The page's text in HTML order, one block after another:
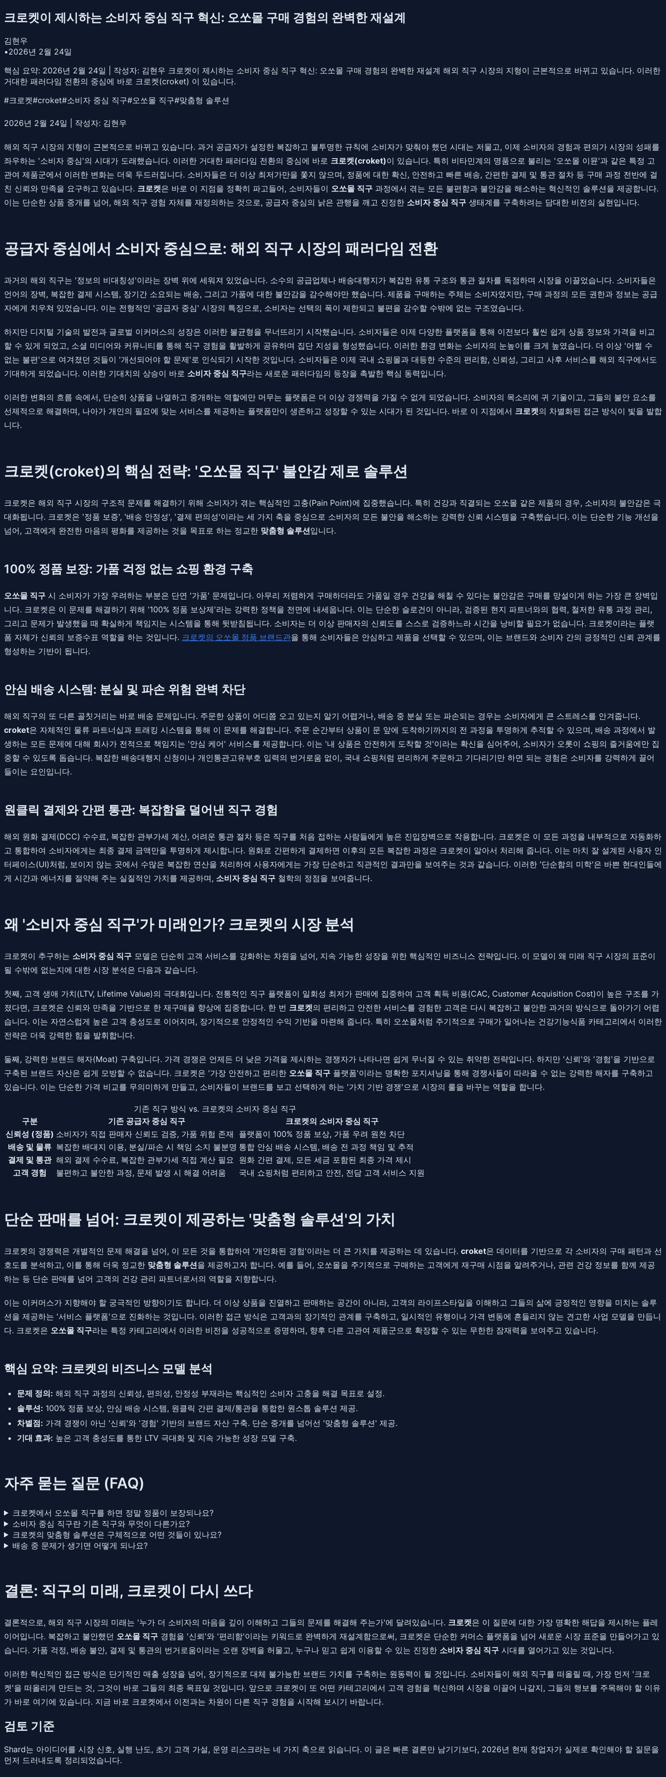
크로켓이 제시하는 소비자 중심 직구 혁신: 오쏘몰 구매 경험의 완벽한 재설계
김현우
•2026년 2월 24일
핵심 요약: 2026년 2월 24일 | 작성자: 김현우 크로켓이 제시하는 소비자 중심 직구 혁신: 오쏘몰 구매 경험의 완벽한 재설계 해외 직구 시장의 지형이 근본적으로 바뀌고 있습니다. 이러한
거대한 패러다임 전환의 중심에 바로 크로켓(croket) 이 있습니다.
#크로켓#croket#소비자 중심 직구#오쏘몰 직구#맞춤형 솔루션
2026년 2월 24일 | 작성자: 김현우
해외 직구 시장의 지형이 근본적으로 바뀌고 있습니다. 과거 공급자가 설정한 복잡하고 불투명한 규칙에 소비자가 맞춰야 했던 시대는 저물고, 이제 소비자의 경험과 편의가 시장의 성패를
좌우하는 '소비자 중심'의 시대가 도래했습니다. 이러한 거대한 패러다임 전환의 중심에 바로 크로켓(croket)이 있습니다. 특히 비타민계의 명품으로 불리는 '오쏘몰 이뮨'과 같은 특정 고
관여 제품군에서 이러한 변화는 더욱 두드러집니다. 소비자들은 더 이상 최저가만을 쫓지 않으며, 정품에 대한 확신, 안전하고 빠른 배송, 간편한 결제 및 통관 절차 등 구매 과정 전반에 걸
친 신뢰와 만족을 요구하고 있습니다. 크로켓은 바로 이 지점을 정확히 파고들어, 소비자들이 오쏘몰 직구 과정에서 겪는 모든 불편함과 불안감을 해소하는 혁신적인 솔루션을 제공합니다.
이는 단순한 상품 중개를 넘어, 해외 직구 경험 자체를 재정의하는 것으로, 공급자 중심의 낡은 관행을 깨고 진정한 소비자 중심 직구 생태계를 구축하려는 담대한 비전의 실현입니다.
공급자 중심에서 소비자 중심으로: 해외 직구 시장의 패러다임 전환
과거의 해외 직구는 '정보의 비대칭성'이라는 장벽 위에 세워져 있었습니다. 소수의 공급업체나 배송대행지가 복잡한 유통 구조와 통관 절차를 독점하며 시장을 이끌었습니다. 소비자들은
언어의 장벽, 복잡한 결제 시스템, 장기간 소요되는 배송, 그리고 가품에 대한 불안감을 감수해야만 했습니다. 제품을 구매하는 주체는 소비자였지만, 구매 과정의 모든 권한과 정보는 공급
자에게 치우쳐 있었습니다. 이는 전형적인 '공급자 중심' 시장의 특징으로, 소비자는 선택의 폭이 제한되고 불편을 감수할 수밖에 없는 구조였습니다.
하지만 디지털 기술의 발전과 글로벌 이커머스의 성장은 이러한 불균형을 무너뜨리기 시작했습니다. 소비자들은 이제 다양한 플랫폼을 통해 이전보다 훨씬 쉽게 상품 정보와 가격을 비교
할 수 있게 되었고, 소셜 미디어와 커뮤니티를 통해 직구 경험을 활발하게 공유하며 집단 지성을 형성했습니다. 이러한 환경 변화는 소비자의 눈높이를 크게 높였습니다. 더 이상 '어쩔 수
없는 불편'으로 여겨졌던 것들이 '개선되어야 할 문제'로 인식되기 시작한 것입니다. 소비자들은 이제 국내 쇼핑몰과 대등한 수준의 편리함, 신뢰성, 그리고 사후 서비스를 해외 직구에서도
기대하게 되었습니다. 이러한 기대치의 상승이 바로 소비자 중심 직구라는 새로운 패러다임의 등장을 촉발한 핵심 동력입니다.
이러한 변화의 흐름 속에서, 단순히 상품을 나열하고 중개하는 역할에만 머무는 플랫폼은 더 이상 경쟁력을 가질 수 없게 되었습니다. 소비자의 목소리에 귀 기울이고, 그들의 불안 요소를
선제적으로 해결하며, 나아가 개인의 필요에 맞는 서비스를 제공하는 플랫폼만이 생존하고 성장할 수 있는 시대가 된 것입니다. 바로 이 지점에서 크로켓의 차별화된 접근 방식이 빛을 발합
니다.
크로켓(croket)의 핵심 전략: '오쏘몰 직구' 불안감 제로 솔루션
크로켓은 해외 직구 시장의 구조적 문제를 해결하기 위해 소비자가 겪는 핵심적인 고충(Pain Point)에 집중했습니다. 특히 건강과 직결되는 오쏘몰 같은 제품의 경우, 소비자의 불안감은 극
대화됩니다. 크로켓은 '정품 보증', '배송 안정성', '결제 편의성'이라는 세 가지 축을 중심으로 소비자의 모든 불안을 해소하는 강력한 신뢰 시스템을 구축했습니다. 이는 단순한 기능 개선을
넘어, 고객에게 완전한 마음의 평화를 제공하는 것을 목표로 하는 정교한 맞춤형 솔루션입니다.
100% 정품 보장: 가품 걱정 없는 쇼핑 환경 구축
오쏘몰 직구 시 소비자가 가장 우려하는 부분은 단연 '가품' 문제입니다. 아무리 저렴하게 구매하더라도 가품일 경우 건강을 해칠 수 있다는 불안감은 구매를 망설이게 하는 가장 큰 장벽입
니다. 크로켓은 이 문제를 해결하기 위해 '100% 정품 보상제'라는 강력한 정책을 전면에 내세웁니다. 이는 단순한 슬로건이 아니라, 검증된 현지 파트너와의 협력, 철저한 유통 과정 관리,
그리고 문제가 발생했을 때 확실하게 책임지는 시스템을 통해 뒷받침됩니다. 소비자는 더 이상 판매자의 신뢰도를 스스로 검증하느라 시간을 낭비할 필요가 없습니다. 크로켓이라는 플랫
폼 자체가 신뢰의 보증수표 역할을 하는 것입니다. 크로켓의 오쏘몰 정품 브랜드관을 통해 소비자들은 안심하고 제품을 선택할 수 있으며, 이는 브랜드와 소비자 간의 긍정적인 신뢰 관계를
형성하는 기반이 됩니다.
안심 배송 시스템: 분실 및 파손 위험 완벽 차단
해외 직구의 또 다른 골칫거리는 바로 배송 문제입니다. 주문한 상품이 어디쯤 오고 있는지 알기 어렵거나, 배송 중 분실 또는 파손되는 경우는 소비자에게 큰 스트레스를 안겨줍니다.
croket은 자체적인 물류 파트너십과 트래킹 시스템을 통해 이 문제를 해결합니다. 주문 순간부터 상품이 문 앞에 도착하기까지의 전 과정을 투명하게 추적할 수 있으며, 배송 과정에서 발
생하는 모든 문제에 대해 회사가 전적으로 책임지는 '안심 케어' 서비스를 제공합니다. 이는 '내 상품은 안전하게 도착할 것'이라는 확신을 심어주어, 소비자가 오롯이 쇼핑의 즐거움에만 집
중할 수 있도록 돕습니다. 복잡한 배송대행지 신청이나 개인통관고유부호 입력의 번거로움 없이, 국내 쇼핑처럼 편리하게 주문하고 기다리기만 하면 되는 경험은 소비자를 강력하게 끌어
들이는 요인입니다.
원클릭 결제와 간편 통관: 복잡함을 덜어낸 직구 경험
해외 원화 결제(DCC) 수수료, 복잡한 관부가세 계산, 어려운 통관 절차 등은 직구를 처음 접하는 사람들에게 높은 진입장벽으로 작용합니다. 크로켓은 이 모든 과정을 내부적으로 자동화하
고 통합하여 소비자에게는 최종 결제 금액만을 투명하게 제시합니다. 원화로 간편하게 결제하면 이후의 모든 복잡한 과정은 크로켓이 알아서 처리해 줍니다. 이는 마치 잘 설계된 사용자 인
터페이스(UI)처럼, 보이지 않는 곳에서 수많은 복잡한 연산을 처리하여 사용자에게는 가장 단순하고 직관적인 결과만을 보여주는 것과 같습니다. 이러한 '단순함의 미학'은 바쁜 현대인들에
게 시간과 에너지를 절약해 주는 실질적인 가치를 제공하며, 소비자 중심 직구 철학의 정점을 보여줍니다.
왜 '소비자 중심 직구'가 미래인가? 크로켓의 시장 분석
크로켓이 추구하는 소비자 중심 직구 모델은 단순히 고객 서비스를 강화하는 차원을 넘어, 지속 가능한 성장을 위한 핵심적인 비즈니스 전략입니다. 이 모델이 왜 미래 직구 시장의 표준이
될 수밖에 없는지에 대한 시장 분석은 다음과 같습니다.
첫째, 고객 생애 가치(LTV, Lifetime Value)의 극대화입니다. 전통적인 직구 플랫폼이 일회성 최저가 판매에 집중하여 고객 획득 비용(CAC, Customer Acquisition Cost)이 높은 구조를 가
졌다면, 크로켓은 신뢰와 만족을 기반으로 한 재구매율 향상에 집중합니다. 한 번 크로켓의 편리하고 안전한 서비스를 경험한 고객은 다시 복잡하고 불안한 과거의 방식으로 돌아가기 어렵
습니다. 이는 자연스럽게 높은 고객 충성도로 이어지며, 장기적으로 안정적인 수익 기반을 마련해 줍니다. 특히 오쏘몰처럼 주기적으로 구매가 일어나는 건강기능식품 카테고리에서 이러한
전략은 더욱 강력한 힘을 발휘합니다.
둘째, 강력한 브랜드 해자(Moat) 구축입니다. 가격 경쟁은 언제든 더 낮은 가격을 제시하는 경쟁자가 나타나면 쉽게 무너질 수 있는 취약한 전략입니다. 하지만 '신뢰'와 '경험'을 기반으로
구축된 브랜드 자산은 쉽게 모방할 수 없습니다. 크로켓은 '가장 안전하고 편리한 오쏘몰 직구 플랫폼'이라는 명확한 포지셔닝을 통해 경쟁사들이 따라올 수 없는 강력한 해자를 구축하고
있습니다. 이는 단순한 가격 비교를 무의미하게 만들고, 소비자들이 브랜드를 보고 선택하게 하는 '가치 기반 경쟁'으로 시장의 룰을 바꾸는 역할을 합니다.
기존 직구 방식 vs. 크로켓의 소비자 중심 직구
구분
기존 공급자 중심 직구
크로켓의 소비자 중심 직구
신뢰성 (정품) 소비자가 직접 판매자 신뢰도 검증, 가품 위험 존재
플랫폼이 100% 정품 보상, 가품 우려 원천 차단
배송 및 물류 복잡한 배대지 이용, 분실/파손 시 책임 소지 불분명 통합 안심 배송 시스템, 배송 전 과정 책임 및 추적
결제 및 통관 해외 결제 수수료, 복잡한 관부가세 직접 계산 필요
원화 간편 결제, 모든 세금 포함된 최종 가격 제시
고객 경험
불편하고 불안한 과정, 문제 발생 시 해결 어려움 국내 쇼핑처럼 편리하고 안전, 전담 고객 서비스 지원
단순 판매를 넘어: 크로켓이 제공하는 '맞춤형 솔루션'의 가치
크로켓의 경쟁력은 개별적인 문제 해결을 넘어, 이 모든 것을 통합하여 '개인화된 경험'이라는 더 큰 가치를 제공하는 데 있습니다. croket은 데이터를 기반으로 각 소비자의 구매 패턴과 선
호도를 분석하고, 이를 통해 더욱 정교한 맞춤형 솔루션을 제공하고자 합니다. 예를 들어, 오쏘몰을 주기적으로 구매하는 고객에게 재구매 시점을 알려주거나, 관련 건강 정보를 함께 제공
하는 등 단순 판매를 넘어 고객의 건강 관리 파트너로서의 역할을 지향합니다.
이는 이커머스가 지향해야 할 궁극적인 방향이기도 합니다. 더 이상 상품을 진열하고 판매하는 공간이 아니라, 고객의 라이프스타일을 이해하고 그들의 삶에 긍정적인 영향을 미치는 솔루
션을 제공하는 '서비스 플랫폼'으로 진화하는 것입니다. 이러한 접근 방식은 고객과의 장기적인 관계를 구축하고, 일시적인 유행이나 가격 변동에 흔들리지 않는 견고한 사업 모델을 만듭니
다. 크로켓은 오쏘몰 직구라는 특정 카테고리에서 이러한 비전을 성공적으로 증명하며, 향후 다른 고관여 제품군으로 확장할 수 있는 무한한 잠재력을 보여주고 있습니다.
핵심 요약: 크로켓의 비즈니스 모델 분석
문제 정의: 해외 직구 과정의 신뢰성, 편의성, 안정성 부재라는 핵심적인 소비자 고충을 해결 목표로 설정.
솔루션: 100% 정품 보상, 안심 배송 시스템, 원클릭 간편 결제/통관을 통합한 원스톱 솔루션 제공.
차별점: 가격 경쟁이 아닌 '신뢰'와 '경험' 기반의 브랜드 자산 구축. 단순 중개를 넘어선 '맞춤형 솔루션' 제공.
기대 효과: 높은 고객 충성도를 통한 LTV 극대화 및 지속 가능한 성장 모델 구축.
자주 묻는 질문 (FAQ)
크로켓에서 오쏘몰 직구를 하면 정말 정품이 보장되나요?
소비자 중심 직구란 기존 직구와 무엇이 다른가요?
크로켓의 맞춤형 솔루션은 구체적으로 어떤 것들이 있나요?
배송 중 문제가 생기면 어떻게 되나요?
결론: 직구의 미래, 크로켓이 다시 쓰다
결론적으로, 해외 직구 시장의 미래는 '누가 더 소비자의 마음을 깊이 이해하고 그들의 문제를 해결해 주는가'에 달려있습니다. 크로켓은 이 질문에 대한 가장 명확한 해답을 제시하는 플레
이어입니다. 복잡하고 불안했던 오쏘몰 직구 경험을 '신뢰'와 '편리함'이라는 키워드로 완벽하게 재설계함으로써, 크로켓은 단순한 커머스 플랫폼을 넘어 새로운 시장 표준을 만들어가고 있
습니다. 가품 걱정, 배송 불안, 결제 및 통관의 번거로움이라는 오랜 장벽을 허물고, 누구나 믿고 쉽게 이용할 수 있는 진정한 소비자 중심 직구 시대를 열어가고 있는 것입니다.
이러한 혁신적인 접근 방식은 단기적인 매출 성장을 넘어, 장기적으로 대체 불가능한 브랜드 가치를 구축하는 원동력이 될 것입니다. 소비자들이 해외 직구를 떠올릴 때, 가장 먼저 '크로
켓'을 떠올리게 만드는 것, 그것이 바로 그들의 최종 목표일 것입니다. 앞으로 크로켓이 또 어떤 카테고리에서 고객 경험을 혁신하며 시장을 이끌어 나갈지, 그들의 행보를 주목해야 할 이유
가 바로 여기에 있습니다. 지금 바로 크로켓에서 이전과는 차원이 다른 직구 경험을 시작해 보시기 바랍니다.
검토 기준
Shard는 아이디어를 시장 신호, 실행 난도, 초기 고객 가설, 운영 리스크라는 네 가지 축으로 읽습니다. 이 글은 빠른 결론만 남기기보다, 2026년 현재 창업자가 실제로 확인해야 할 질문을
먼저 드러내도록 정리되었습니다.